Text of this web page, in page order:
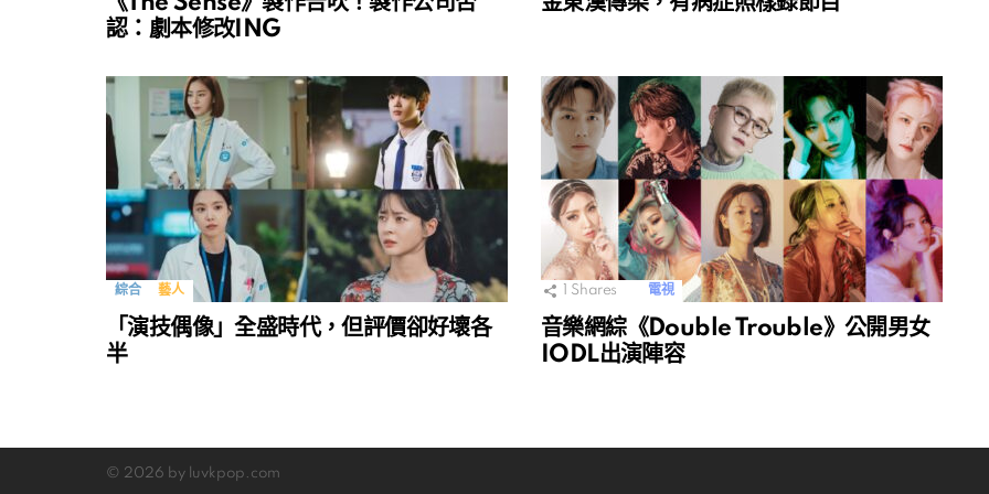
認：劇本修改ING
綜合 藝人
「演技偶像」全盛時代，但評價卻好壞各
半
Shares 電視
音樂網綜《Double Trouble》公開男女
IODL出演陣容
© 2026 by luvkpop.com